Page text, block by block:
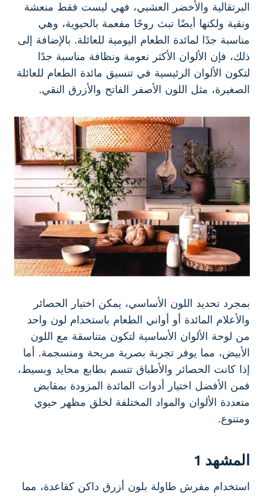
البرتقالية والأخضر العشبي، فهي ليست فقط منعشة
ونقية ولكنها أيضًا تبث روحًا مفعمة بالحيوية، وهي
مناسبة جدًا لمائدة الطعام اليومية للعائلة. بالإضافة إلى
ذلك، فإن الألوان الأكثر نعومة ونظافة مناسبة جدًا
لتكون الألوان الرئيسية في تنسيق مائدة الطعام للعائلة
الصغيرة، مثل اللون الأصفر الفاتح والأزرق النقي.
بمجرد تحديد اللون الأساسي، يمكن اختيار الحصائر
والأعلام المائدة أو أواني الطعام باستخدام لون واحد
من لوحة الألوان الأساسية لتكون متناسقة مع اللون
الأبيض، مما يوفر تجربة بصرية مريحة ومنسجمة. أما
إذا كانت الحصائر والأطباق تتسم بطابع محايد وبسيط،
فمن الأفضل اختيار أدوات المائدة المزودة بمقابض
متعددة الألوان والمواد المختلفة لخلق مظهر حيوي
ومتنوع.
المشهد 1
استخدام مفرش طاولة بلون أزرق داكن كقاعدة، مما